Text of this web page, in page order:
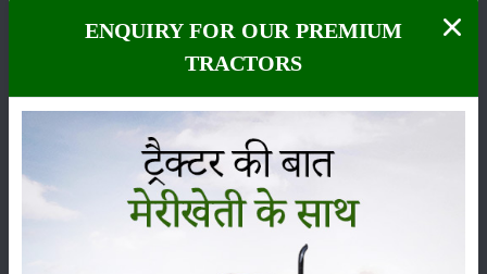
हेतु इमली का पानी मिश्रित करना पड़ेगा। ऐसा करने पर आपकी ग्रेवी गाढ़ी भी होने के
साथ-साथ उसका स्वाद भी खट्टा हो जाएगा।
श्रेणी
ENQUIRY FOR OUR PREMIUM
TRACTORS